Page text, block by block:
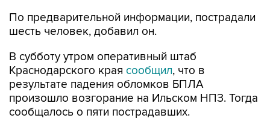
По предварительной информации, пострадали
шесть человек, добавил он.
В субботу утром оперативный штаб
Краснодарского края сообщил, что в
результате падения обломков БПЛА
произошло возгорание на Ильском НПЗ. Тогда
сообщалось о пяти пострадавших.